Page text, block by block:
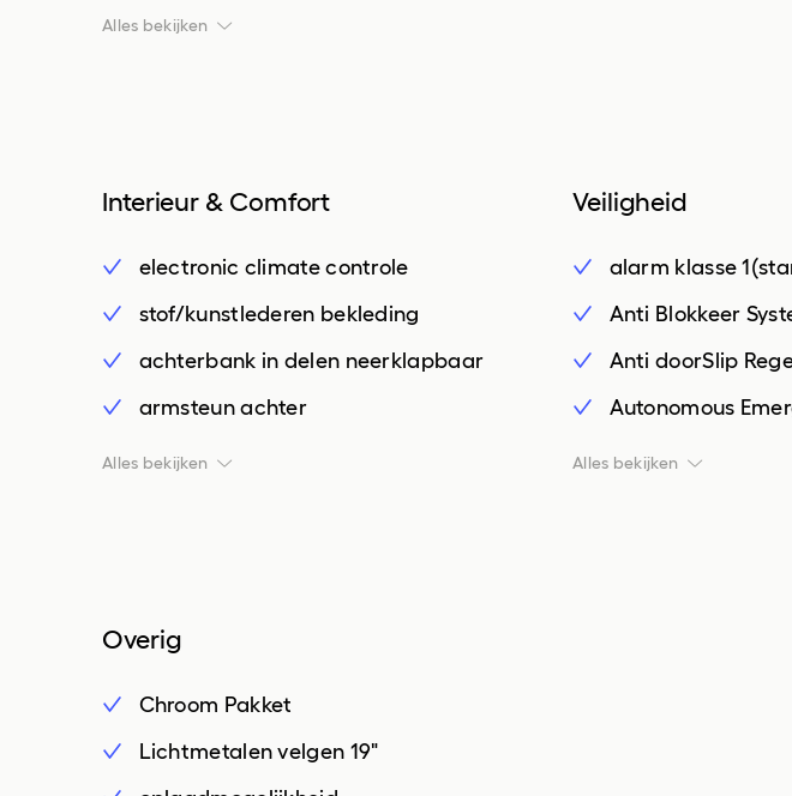
centrale deurvergrendeling met
dimlichten automatisch
Alles bekijken
Interieur & Comfort
electronic climate controle
stof/kunstlederen bekleding
achterbank in delen neerklapbaar
armsteun achter
armsteun voor
elektrische ramen achter
elektrische ramen voor
Alles bekijken
Veiligheid
alarm klasse
Anti Blokkeer
Anti doorSlip
Autonomous
Alles bekijken
Overig
Chroom Pakket
Lichtmetalen velgen 19"